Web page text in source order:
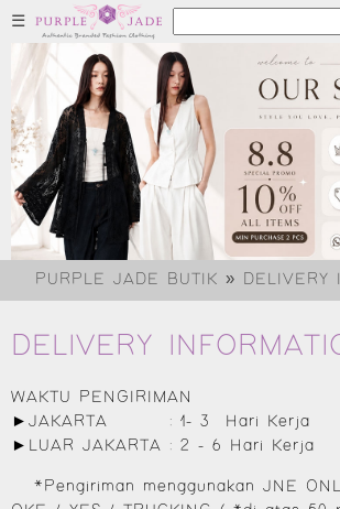
☰
PURPLE JADE BUTIK » DELIVERY
DELIVERY
WAKTU PENGIRIMAN
►JAKARTA : 1- 3 Hari Kerja
►LUAR JAKARTA : 2 - 6 Hari Kerja
*Pengiriman menggunakan JNE